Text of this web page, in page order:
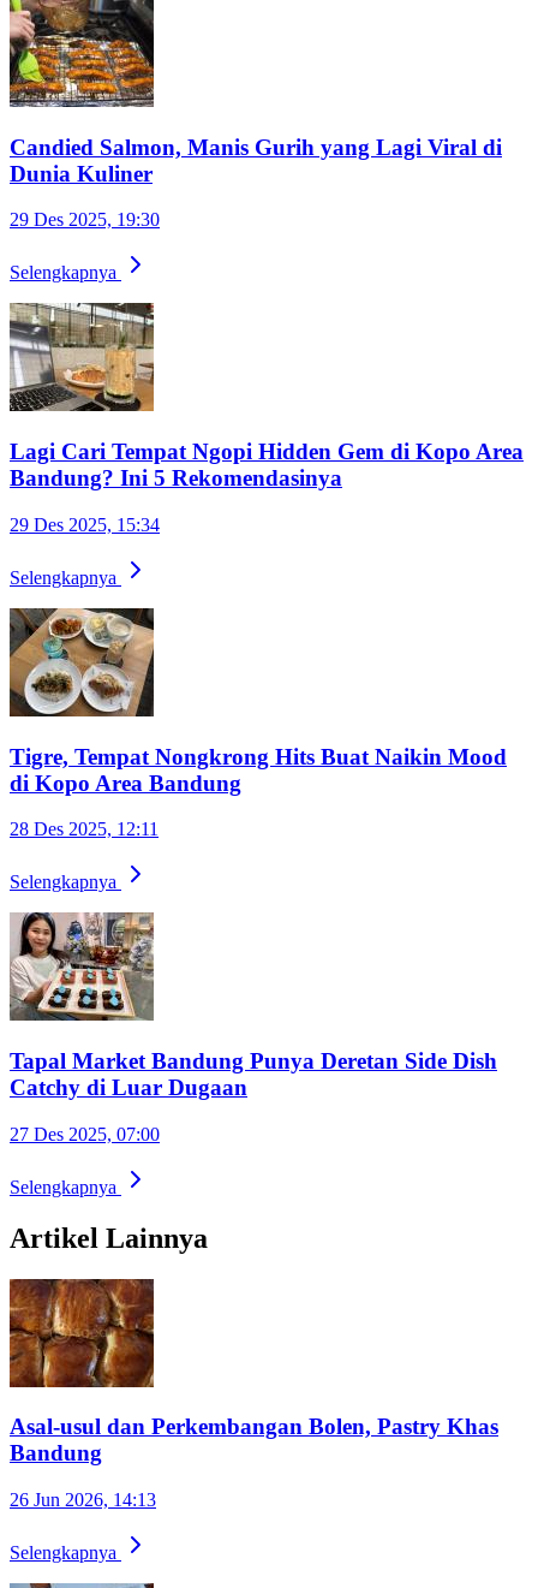
Candied Salmon, Manis Gurih yang Lagi Viral di
Dunia Kuliner
29 Des 2025, 19:30
Selengkapnya
Lagi Cari Tempat Ngopi Hidden Gem di Kopo Area
Bandung? Ini 5 Rekomendasinya
29 Des 2025, 15:34
Selengkapnya
Tigre, Tempat Nongkrong Hits Buat Naikin Mood
di Kopo Area Bandung
28 Des 2025, 12:11
Selengkapnya
Tapal Market Bandung Punya Deretan Side Dish
Catchy di Luar Dugaan
27 Des 2025, 07:00
Selengkapnya
Artikel Lainnya
Asal-usul dan Perkembangan Bolen, Pastry Khas
Bandung
26 Jun 2026, 14:13
Selengkapnya